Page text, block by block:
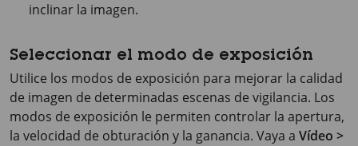
inclinar la imagen.
Seleccionar el modo de exposición
Utilice los modos de exposición para mejorar la calidad
de imagen de determinadas escenas de vigilancia. Los
modos de exposición le permiten controlar la apertura,
la velocidad de obturación y la ganancia. Vaya a Vídeo >